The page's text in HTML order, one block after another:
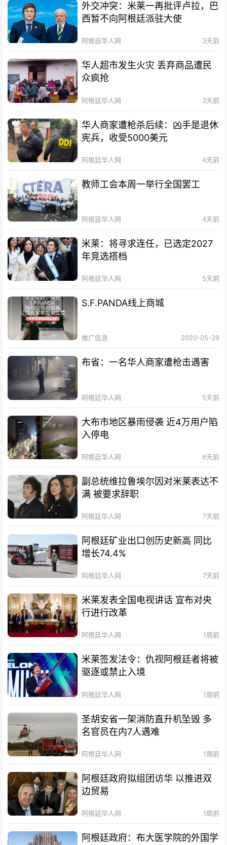
外交冲突：米莱一再批评卢拉，巴
西暂不向阿根廷派驻大使
阿根廷华人网 3天前
华人超市发生火灾 丢弃商品遭民
众疯抢
阿根廷华人网 3天前
华人商家遭枪杀后续：凶手是退休
宪兵，收受5000美元
阿根廷华人网 4天前
教师工会本周一举行全国罢工
阿根廷华人网 4天前
米莱：将寻求连任，已选定2027
年竞选搭档
阿根廷华人网 5天前
S.F.PANDA线上商城
推广信息 2020-05-29
布省：一名华人商家遭枪击遇害
阿根廷华人网 5天前
大布市地区暴雨侵袭 近4万用户陷
入停电
阿根廷华人网 6天前
副总统维拉鲁埃尔因对米莱表达不
满 被要求辞职
阿根廷华人网 7天前
阿根廷矿业出口创历史新高 同比
增长74.4%
阿根廷华人网 7天前
米莱发表全国电视讲话 宣布对央
行进行改革
阿根廷华人网 1周前
米莱签发法令：仇视阿根廷者将被
驱逐或禁止入境
阿根廷华人网 1周前
圣胡安省一架消防直升机坠毁 多
名官员在内7人遇难
阿根廷华人网 1周前
阿根廷政府拟组团访华 以推进双
边贸易
阿根廷华人网 1周前
阿根廷政府：布大医学院的外国学